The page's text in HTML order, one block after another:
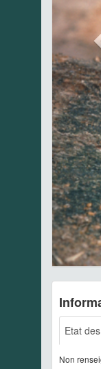
Etat
Non